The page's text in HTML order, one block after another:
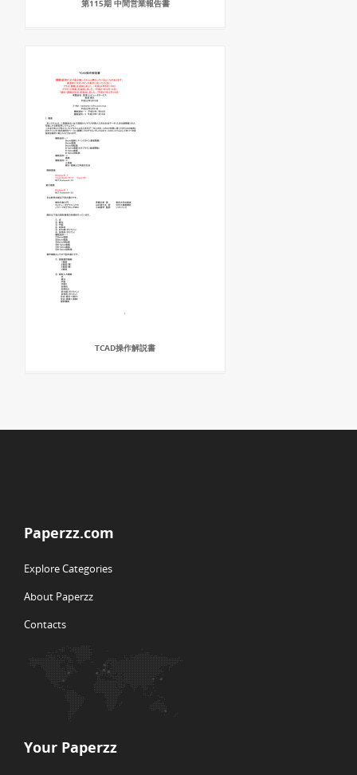
第115期 中間営業報告書
TCAD操作解説書
Paperzz.com
Explore Categories
About Paperzz
Contacts
Your Paperzz